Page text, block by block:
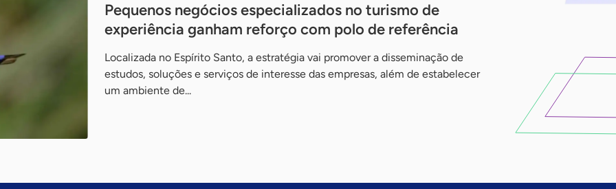
Pequenos negócios especializados no turismo de
experiência ganham reforço com polo de referência
Localizada no Espírito Santo, a estratégia vai promover a disseminação de
estudos, soluções e serviços de interesse das empresas, além de estabelecer
um ambiente de...